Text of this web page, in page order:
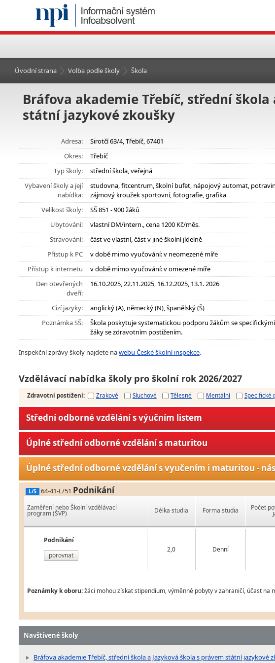
Úvodní strana Volba podle školy Škola
Bráfova akademie Třebíč, střední škola
státní jazykové zkoušky
Adresa:
Sirotčí 63/4, Třebíč, 67401
Okres:
Třebíč
Typ školy:
střední škola, veřejná
Vybavení školy a její
nabídka:
studovna, fitcentrum, školní bufet, nápojový automat,
zájmový kroužek sportovní, fotografie, grafika
Velikost školy:
SŠ 851 - 900 žáků
Ubytování:
vlastní DM/intern., cena 1200 Kč/měs.
Stravování:
část ve vlastní, část v jiné školní jídelně
Přístup k PC
v době mimo vyučování: v neomezené míře
Přístup k internetu
v době mimo vyučování: v omezené míře
Den otevřených
dveří:
16.10.2025, 22.11.2025, 16.12.2025, 13.1. 2026
Cizí jazyky:
anglický (A), německý (N), španělský (Š)
Poznámka SŠ:
Škola poskytuje systematickou podporu žákům se
žáky se zdravotním postižením.
Inspekční zprávy školy najdete nawebu České školní inspekce.
Vzdělávací nabídka školy pro školní rok 2026/2027
Zdravotní postižení: Zrakové Sluchové Tělesné Mentální Specifické
Střední odborné vzdělání s výučním listem
Úplné střední odborné vzdělání s maturitou
Úplné střední odborné vzdělání s vyučením i maturitou -
L/5 64-41-L/51 Podnikání
Zaměření nebo Školní vzdělávací
program (ŠVP)
Podnikání
porovnat
Délka studia Forma studia Počet
2,0 Denní
Poznámky k oboru:žáci mohou získat stipendium, výměnné pobyty v zahraničí, účast na
Navštívené školy
Bráfova akademie Třebíč, střední škola a Jazyková škola s právem státní jazykové